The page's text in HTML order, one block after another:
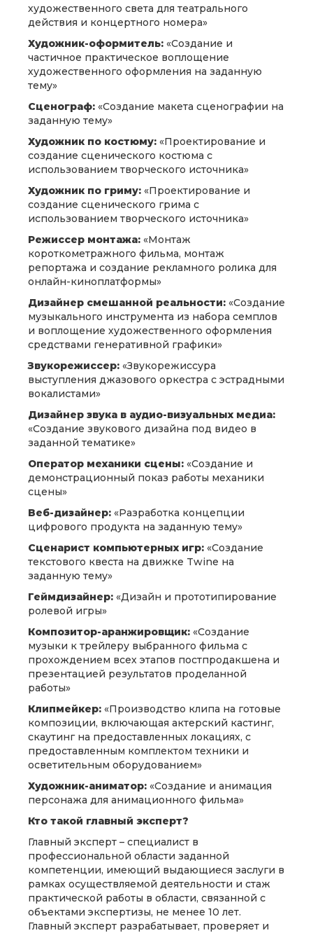
художественного света для театрального
действия и концертного номера»
Художник-оформитель: «Создание и
частичное практическое воплощение
художественного оформления на заданную
тему»
Сценограф: «Создание макета сценографии на
заданную тему»
Художник по костюму: «Проектирование и
создание сценического костюма с
использованием творческого источника»
Художник по гриму: «Проектирование и
создание сценического грима с
использованием творческого источника»
Режиссер монтажа: «Монтаж
короткометражного фильма, монтаж
репортажа и создание рекламного ролика для
онлайн-киноплатформы»
Дизайнер смешанной реальности: «Создание
музыкального инструмента из набора семплов
и воплощение художественного оформления
средствами генеративной графики»
Звукорежиссер: «Звукорежиссура
выступления джазового оркестра с эстрадными
вокалистами»
Дизайнер звука в аудио-визуальных медиа:
«Создание звукового дизайна под видео в
заданной тематике»
Оператор механики сцены: «Создание и
демонстрационный показ работы механики
сцены»
Веб-дизайнер: «Разработка концепции
цифрового продукта на заданную тему»
Сценарист компьютерных игр: «Создание
текстового квеста на движке Twine на
заданную тему»
Геймдизайнер: «Дизайн и прототипирование
ролевой игры»
Композитор-аранжировщик: «Создание
музыки к трейлеру выбранного фильма с
прохождением всех этапов постпродакшена и
презентацией результатов проделанной
работы»
Клипмейкер: «Производство клипа на готовые
композиции, включающая актерский кастинг,
скаутинг на предоставленных локациях, с
предоставленным комплектом техники и
осветительным оборудованием»
Художник-аниматор: «Создание и анимация
персонажа для анимационного фильма»
Кто такой главный эксперт?
Главный эксперт – специалист в
профессиональной области заданной
компетенции, имеющий выдающиеся заслуги в
рамках осуществляемой деятельности и стаж
практической работы в области, связанной с
объектами экспертизы, не менее 10 лет.
Главный эксперт разрабатывает, проверяет и